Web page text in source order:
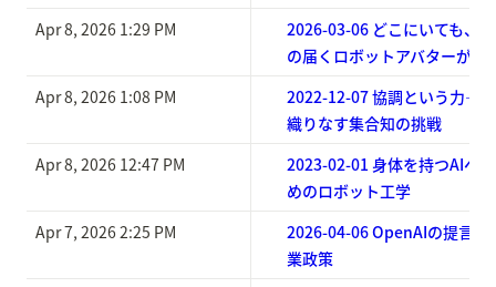
Apr 8, 2026 1:29 PM
2026-03-06 どこにいても、
の届くロボットアバターが医
Apr 8, 2026 1:08 PM
2022-12-07 協調という力
織りなす集合知の挑戦
Apr 8, 2026 12:47 PM
2023-02-01 身体を持つAIへ
めのロボット工学
Apr 7, 2026 2:25 PM
2026-04-06 OpenAIの提言：
業政策